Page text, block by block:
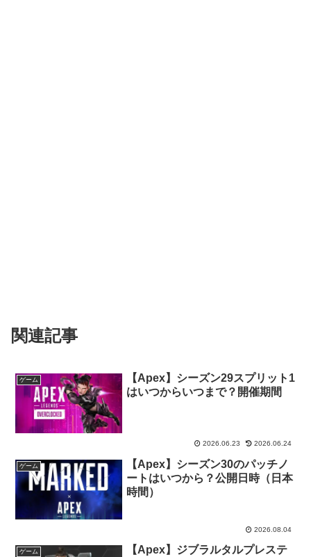
関連記事
ゲーム
【Apex】シーズン29スプリット1
はいつからいつまで？開催期間
2026.06.23 2026.06.24
ゲーム
【Apex】シーズン30のパッチノ
ートはいつから？公開日時（日本
時間）
2026.08.04
ゲーム
【Apex】ジブラルタルプレステ